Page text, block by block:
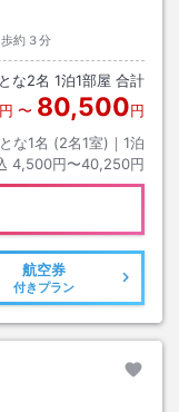
約３分
な2名 1泊1部屋 合計
円 〜 80,500円
な1名 (2名1室)｜ 1泊
4,500円〜40,250円
航空券
付きプラン